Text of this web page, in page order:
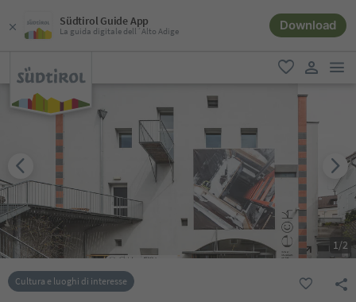
Südtirol Guide App
La guida digitale dell´Alto Adige Download
favoriti
1/2
Cultura e luoghi di interesse